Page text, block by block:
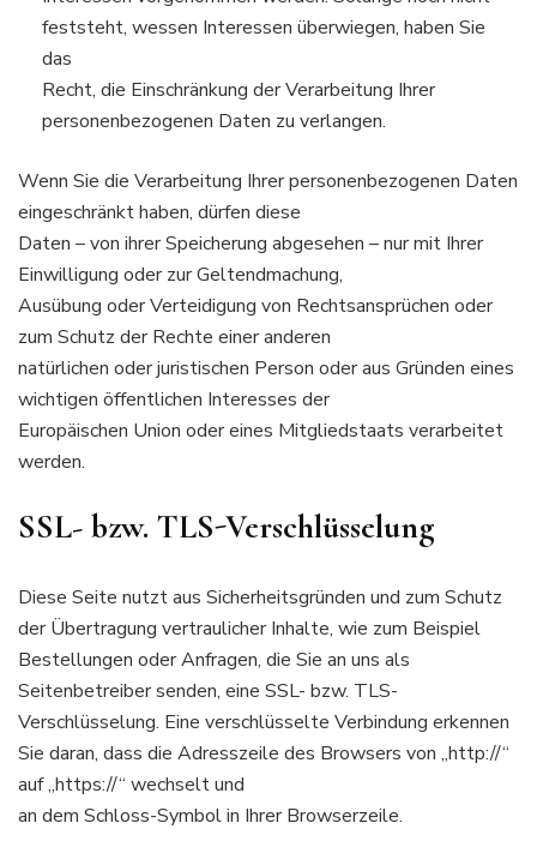
feststeht, wessen Interessen überwiegen, haben Sie
das
Recht, die Einschränkung der Verarbeitung Ihrer
personenbezogenen Daten zu verlangen.
Wenn Sie die Verarbeitung Ihrer personenbezogenen Daten
eingeschränkt haben, dürfen diese
Daten – von ihrer Speicherung abgesehen – nur mit Ihrer
Einwilligung oder zur Geltendmachung,
Ausübung oder Verteidigung von Rechtsansprüchen oder
zum Schutz der Rechte einer anderen
natürlichen oder juristischen Person oder aus Gründen eines
wichtigen öffentlichen Interesses der
Europäischen Union oder eines Mitgliedstaats verarbeitet
werden.
SSL- bzw. TLS-Verschlüsselung
Diese Seite nutzt aus Sicherheitsgründen und zum Schutz
der Übertragung vertraulicher Inhalte, wie zum Beispiel
Bestellungen oder Anfragen, die Sie an uns als
Seitenbetreiber senden, eine SSL- bzw. TLS-
Verschlüsselung. Eine verschlüsselte Verbindung erkennen
Sie daran, dass die Adresszeile des Browsers von „http://“
auf „https://“ wechselt und
an dem Schloss-Symbol in Ihrer Browserzeile.